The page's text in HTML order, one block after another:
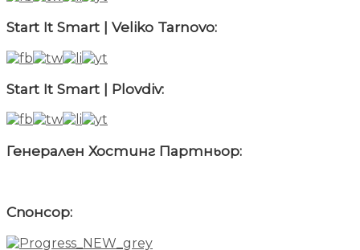
Start It Smart | Veliko Tarnovo:
Start It Smart | Plovdiv:
Генерален Хостинг Партньор:
Спонсор: